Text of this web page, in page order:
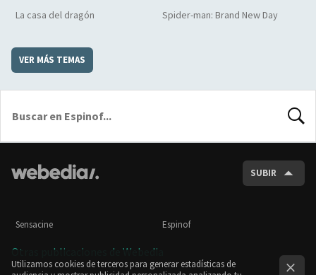
La casa del dragón Spider-man: Brand New Day
VER MÁS TEMAS
SUBIR
Sensacine Espinof
Otras publicaciones de Webedia
Utilizamos cookies de terceros para generar estadísticas de